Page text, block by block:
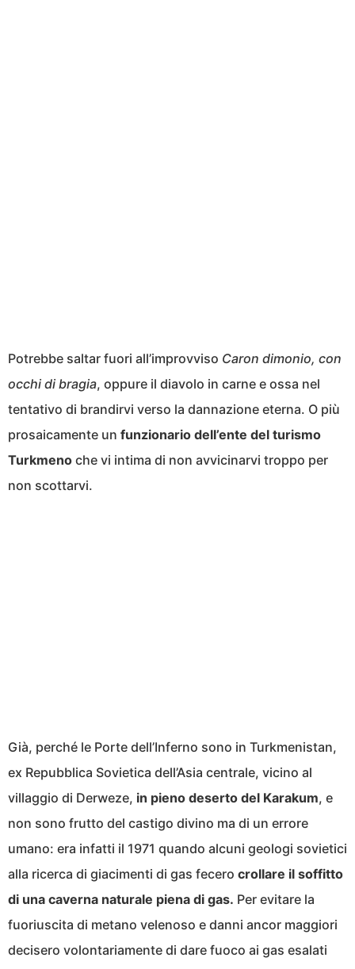
Potrebbe saltar fuori all’improvviso Caron dimonio, con
occhi di bragia, oppure il diavolo in carne e ossa nel
tentativo di brandirvi verso la dannazione eterna. O più
prosaicamente un funzionario dell’ente del turismo
Turkmeno che vi intima di non avvicinarvi troppo per
non scottarvi.
Già, perché le Porte dell’Inferno sono in Turkmenistan,
ex Repubblica Sovietica dell’Asia centrale, vicino al
villaggio di Derweze, in pieno deserto del Karakum, e
non sono frutto del castigo divino ma di un errore
umano: era infatti il 1971 quando alcuni geologi sovietici
alla ricerca di giacimenti di gas fecero crollare il soffitto
di una caverna naturale piena di gas. Per evitare la
fuoriuscita di metano velenoso e danni ancor maggiori
decisero volontariamente di dare fuoco ai gas esalati